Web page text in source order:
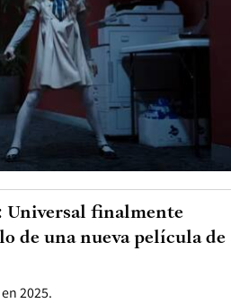
2025.
Universal finalmente
de una nueva película de